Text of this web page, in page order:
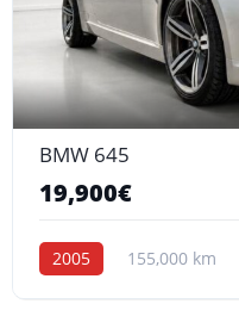
BMW 645
19,900€
2005 155,000 km